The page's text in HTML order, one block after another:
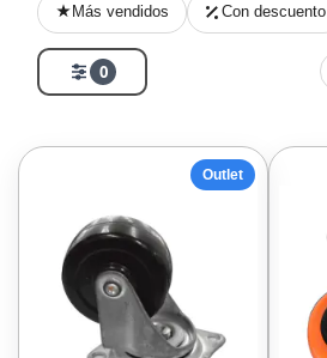
Más vendidos Con descuento
0
Outlet